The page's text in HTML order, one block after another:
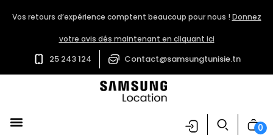
Vos retours d’expérience comptent beaucoup pour nous ! Donnez
votre avis dés maintenant en cliquant ici
25 243 124 Contact@samsungtunisie.tn
0